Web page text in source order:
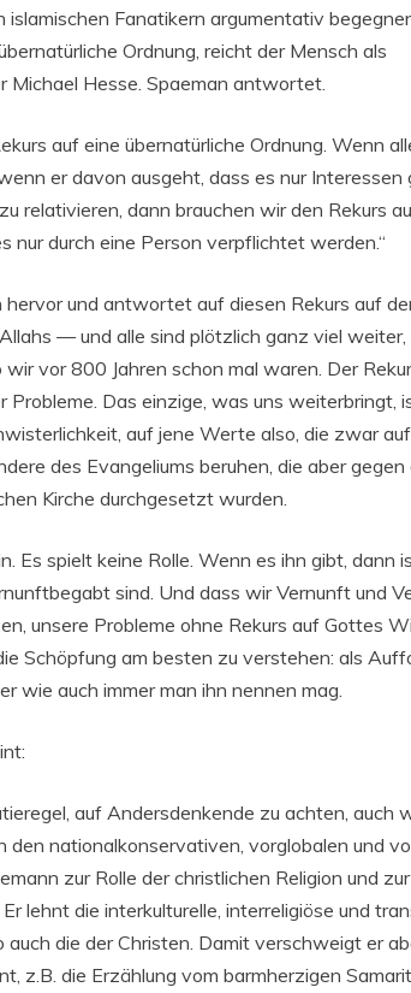
Fanatikern argumentativ
Ordnung, reicht der Mensch als
Michael Hesse. Spaeman antwortet.
auf eine übernatürliche Ordnung. Wenn
er davon ausgeht, dass es nur Interessen
relativieren, dann brauchen wir den Rekurs
nur durch eine Person verpflichtet werden.“
und antwortet auf diesen Rekurs auf
— und alle sind plötzlich ganz viel
vor 800 Jahren schon mal waren. Der
Das einzige, was uns weiterbringt,
auf jene Werte also, die zwar
des Evangeliums beruhen, die aber gegen
Kirche durchgesetzt wurden.
Es spielt keine Rolle. Wenn es ihn gibt, dann
sind. Und dass wir Vernunft und
unsere Probleme ohne Rekurs auf Gottes
Schöpfung am besten zu verstehen: als
wie auch immer man ihn nennen mag.
auf Andersdenkende zu achten, auch
den nationalkonservativen, vorglobalen und
zur Rolle der christlichen Religion und zur
lehnt die interkulturelle, interreligiöse und
die der Christen. Damit verschweigt er
z.B. die Erzählung vom barmherzigen